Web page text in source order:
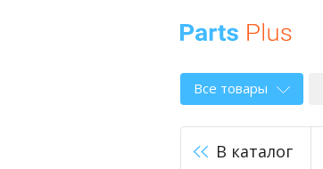
Все товары
В каталог